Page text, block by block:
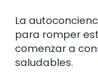
La
para romper
comenzar a
saludables.